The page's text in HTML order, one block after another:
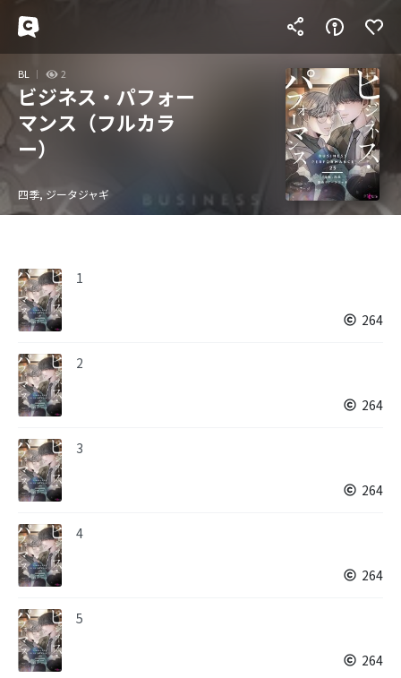
BL 2
ビジネス・パフォー
マンス（フルカラ
ー）
四季, ジータジャギ
1
264
2
264
3
264
4
264
5
264